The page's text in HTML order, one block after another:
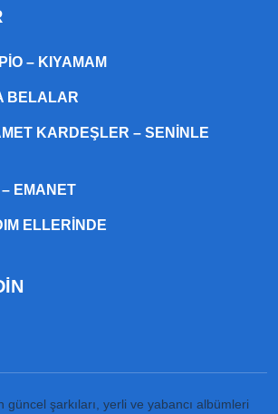
– KIYAMAM
BELALAR
KARDEŞLER – SENINLE
EMANET
ELLERINDE
güncel şarkıları, yerli ve yabancı albümleri